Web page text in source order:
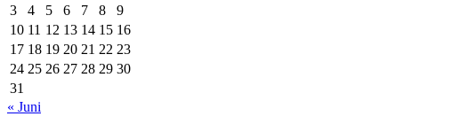
3
4 5 6 7 8
9
10 11 12 13 14 15 16
17 18 19 20 21 22 23
24 25 26 27 28 29 30
31
« Juni